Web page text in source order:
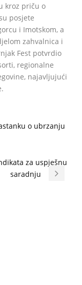
kroz priču o
posjete
i Imotskom, a
zahvalnica i
Fest potvrdio
regionalne
najavljujući
o ubrzanju
za uspješnu
saradnju